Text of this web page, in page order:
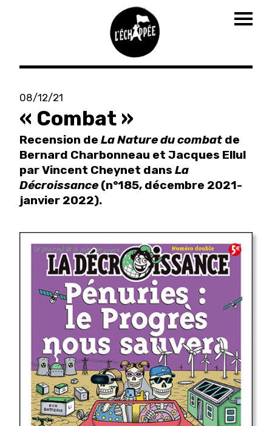
Aller
contenu
principal
08/12/21
« Combat »
Recension de La Nature du combat de
Bernard Charbonneau et Jacques Ellul
par Vincent Cheynet dans La
Décroissance (n°185, décembre 2021-
janvier 2022).